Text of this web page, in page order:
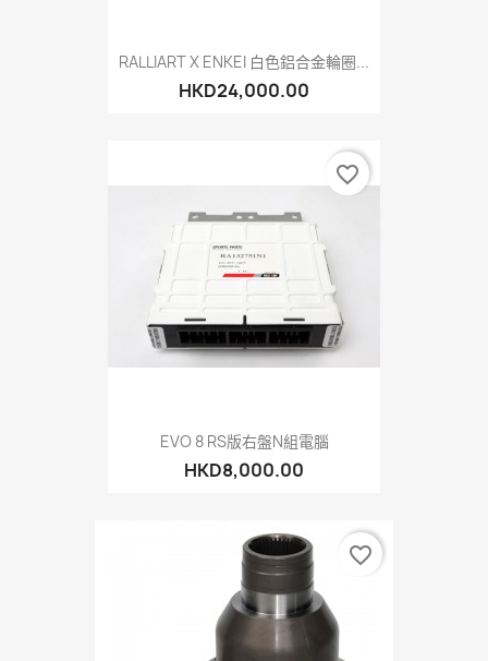
RALLIART X ENKEI 白色鋁合金輪圈...
HKD24,000.00
EVO 8 RS版右盤N組電腦
HKD8,000.00
favorite_border
favorite_border